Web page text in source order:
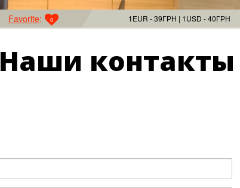
Favorite: 0 1EUR - 39ГРН 1USD - 40ГРН
Наши контакты